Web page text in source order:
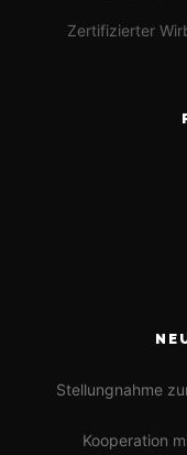
Zertifizierter
Stellungnahme
Kooperation